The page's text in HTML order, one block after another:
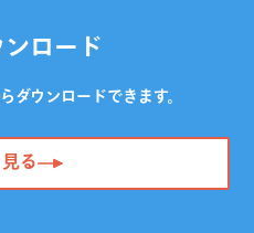
ロード
ダウンロードできます。
る